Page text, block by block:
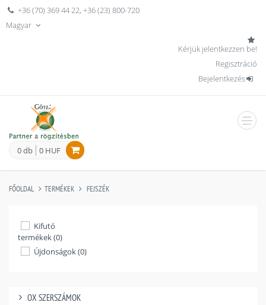
+36 (70) 369 44 22,+36 (23) 800-720
Magyar
Kérjük jelentkezzen be!
Regisztráció
Bejelentkezés
0 db 0 HUF
FŐOLDAL TERMÉKEK FEJSZÉK
Kifutó
termékek (0)
Újdonságok (0)
OX SZERSZÁMOK